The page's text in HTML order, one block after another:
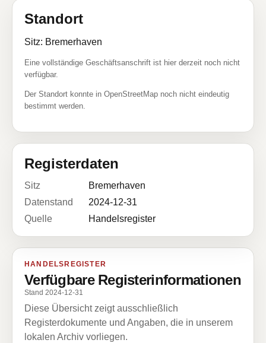
Standort
Sitz: Bremerhaven
Eine vollständige Geschäftsanschrift ist hier derzeit noch nicht
verfügbar.
Der Standort konnte in OpenStreetMap noch nicht eindeutig
bestimmt werden.
Registerdaten
Sitz
Bremerhaven
Datenstand
2024-12-31
Quelle
Handelsregister
HANDELSREGISTER
Verfügbare Registerinformationen
Stand 2024-12-31
Diese Übersicht zeigt ausschließlich
Registerdokumente und Angaben, die in unserem
lokalen Archiv vorliegen.